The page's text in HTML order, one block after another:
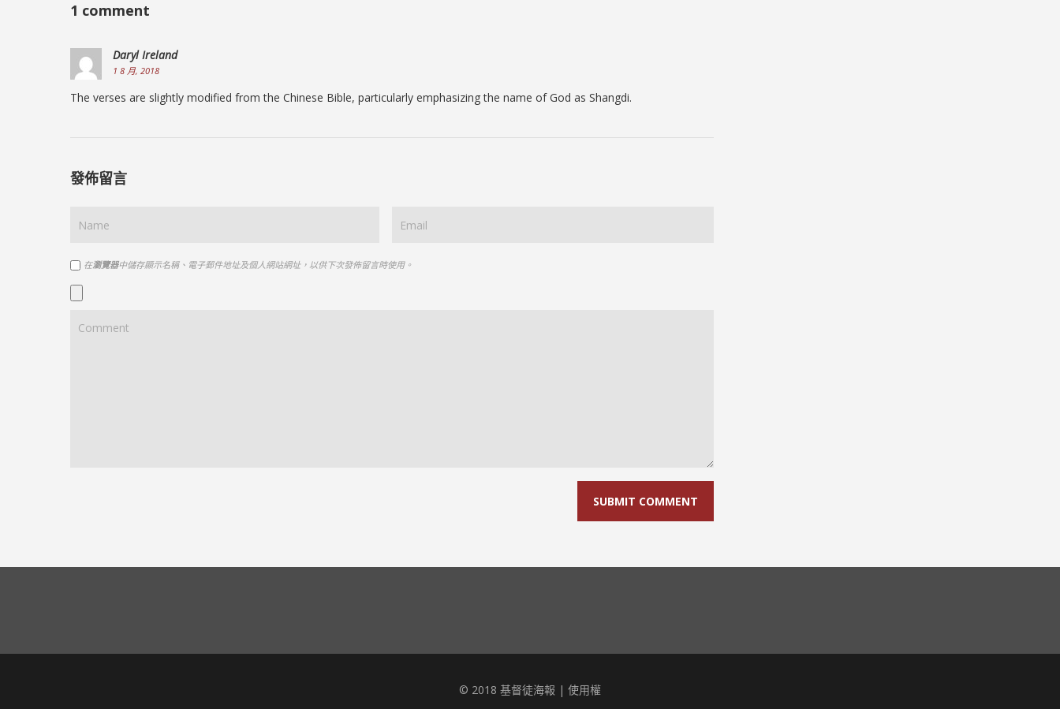
1 comment
Daryl Ireland
1 8 月, 2018
The verses are slightly modified from the Chinese Bible, particularly emphasizing the name of God as Shangdi.
發佈留言
在瀏覽器中儲存顯示名稱、電子郵件地址及個人網站網址，以供下次發佈留言時使用。
© 2018 基督徒海報 | 使用權